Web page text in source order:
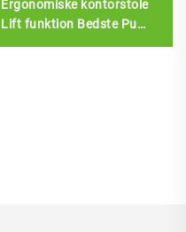
Ergonomiske kontorstole
Lift funktion Bedste Pu
læder kontormøbler stol